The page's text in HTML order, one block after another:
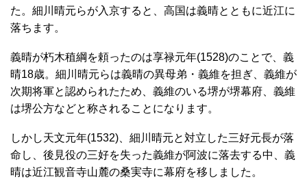
た。細川晴元らが入京すると、高国は義晴とともに近江に
落ちます。
義晴が朽木稙綱を頼ったのは享禄元年(1528)のことで、義
晴18歳。細川晴元らは義晴の異母弟・義維を担ぎ、義維が
次期将軍と認められたため、義維のいる堺が堺幕府、義維
は堺公方などと称されることになります。
しかし天文元年(1532)、細川晴元と対立した三好元長が落
命し、後見役の三好を失った義維が阿波に落去する中、義
晴は近江観音寺山麓の桑実寺に幕府を移しました。